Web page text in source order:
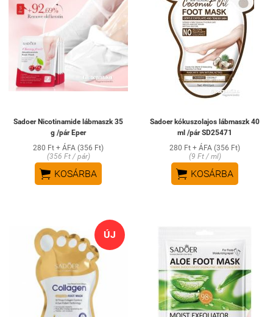
Sadoer Nicotinamide lábmaszk 35
g /pár Eper
280 Ft + ÁFA (356 Ft)
(356 Ft / pár)
 KOSÁRBA
Sadoer kókuszolajos lábmaszk 40
ml /pár SD25471
280 Ft + ÁFA (356 Ft)
(9 Ft / ml)
 KOSÁRBA
ÚJ